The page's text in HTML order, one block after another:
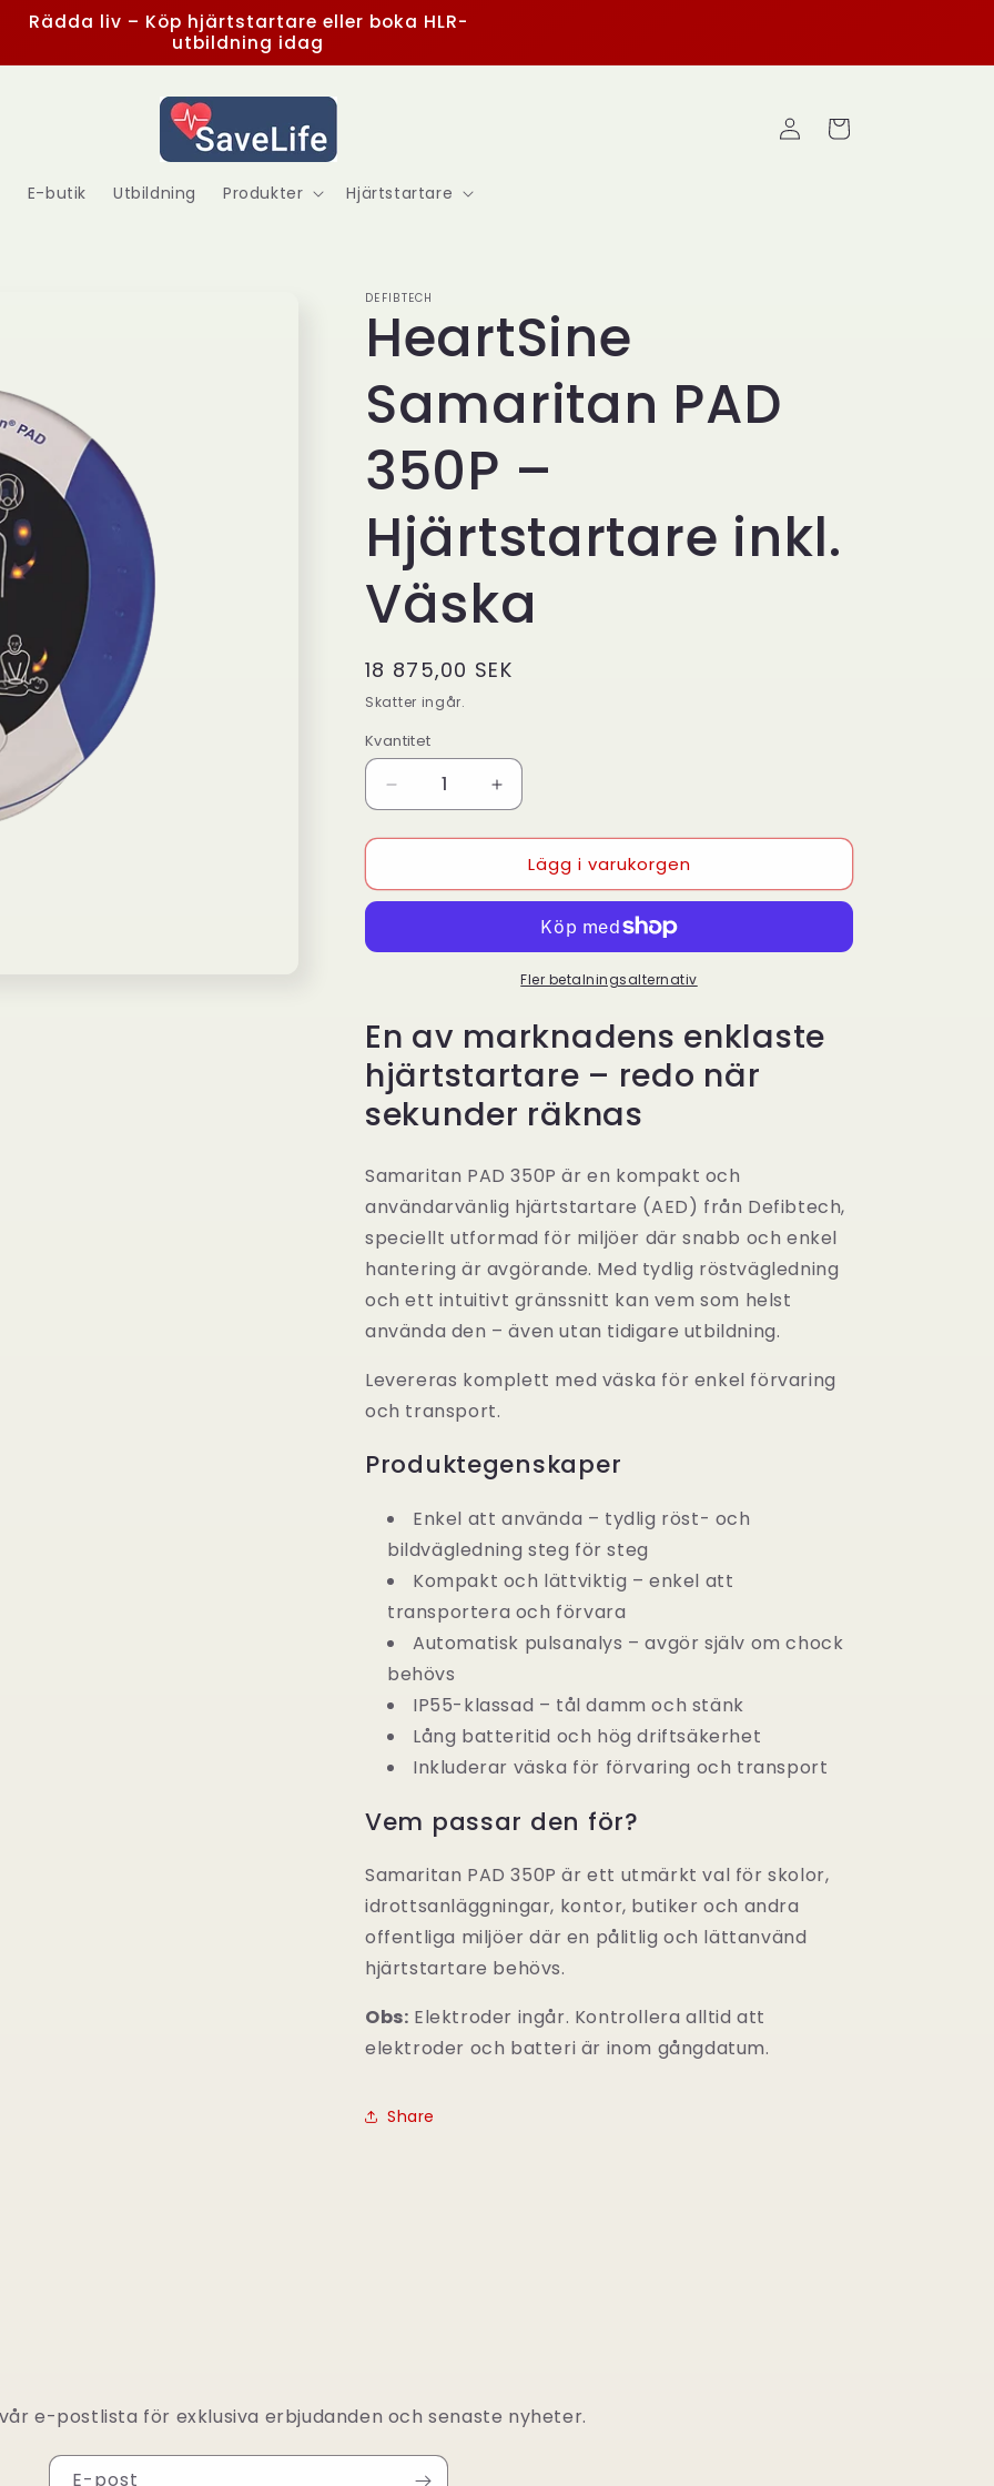
Rädda liv – Köp hjärtstartare eller boka HLR-
utbildning idag
E-butik Utbildning Produkter Hjärtstartare
Logga
Varukorg
DEFIBTECH
HeartSine
Samaritan PAD
350P –
Hjärtstartare inkl.
Väska
Ordinarie
pris
18 875,00 SEK
Skatter ingår.
Kvantitet
Kvantitet
Minska
kvantitet
för
Samaritan
–
Väska
Öka
kvantitet
för
HeartSine
Samaritan
–
Hjärtstartare
Väska
Lägg i varukorgen
Fler betalningsalternativ
En av marknadens enklaste
hjärtstartare – redo när
sekunder räknas
Samaritan PAD 350P är en kompakt och
användarvänlig hjärtstartare (AED) från Defibtech,
speciellt utformad för miljöer där snabb och enkel
hantering är avgörande. Med tydlig röstvägledning
och ett intuitivt gränssnitt kan vem som helst
använda den – även utan tidigare utbildning.
Levereras komplett med väska för enkel förvaring
och transport.
Produktegenskaper
Enkel att använda – tydlig röst- och
bildvägledning steg för steg
Kompakt och lättviktig – enkel att
transportera och förvara
Automatisk pulsanalys – avgör själv om chock
behövs
IP55-klassad – tål damm och stänk
Lång batteritid och hög driftsäkerhet
Inkluderar väska för förvaring och transport
Vem passar den för?
Samaritan PAD 350P är ett utmärkt val för skolor,
idrottsanläggningar, kontor, butiker och andra
offentliga miljöer där en pålitlig och lättanvänd
hjärtstartare behövs.
Obs: Elektroder ingår. Kontrollera alltid att
elektroder och batteri är inom gångdatum.
Share
e-postlista för exklusiva erbjudanden och senaste nyheter.
E-post